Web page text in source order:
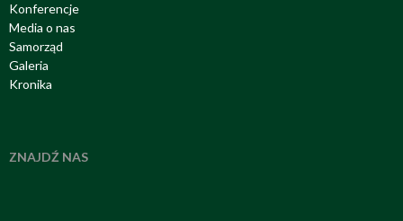
Konferencje
Media o nas
Samorząd
Galeria
Kronika
ZNAJDŹ NAS